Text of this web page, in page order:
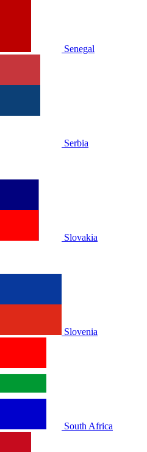
Senegal
Serbia
Slovakia
Slovenia
South Africa